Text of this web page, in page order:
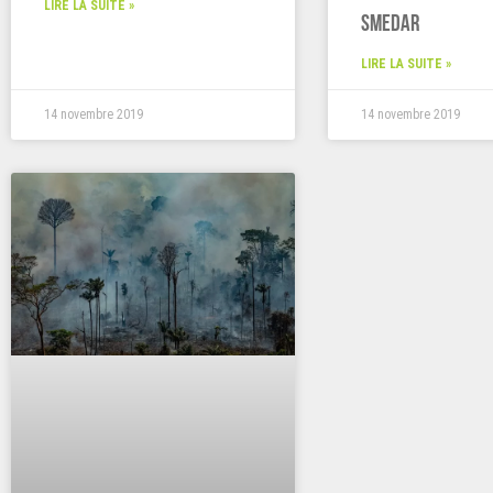
LIRE LA SUITE »
14 novembre 2019
SMEDAR
LIRE LA SUITE »
14 novembre 2019